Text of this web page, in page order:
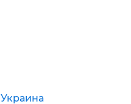
Украина